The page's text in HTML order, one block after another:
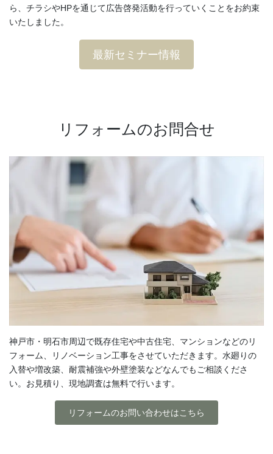
ら、チラシやHPを通じて広告啓発活動を行っていくことをお約束
いたしました。
最新セミナー情報
リフォームのお問合せ
神戸市・明石市周辺で既存住宅や中古住宅、マンションなどのリ
フォーム、リノベーション工事をさせていただきます。水廻りの
入替や増改築、耐震補強や外壁塗装などなんでもご相談くださ
い。お見積り、現地調査は無料で行います。
リフォームのお問い合わせはこちら